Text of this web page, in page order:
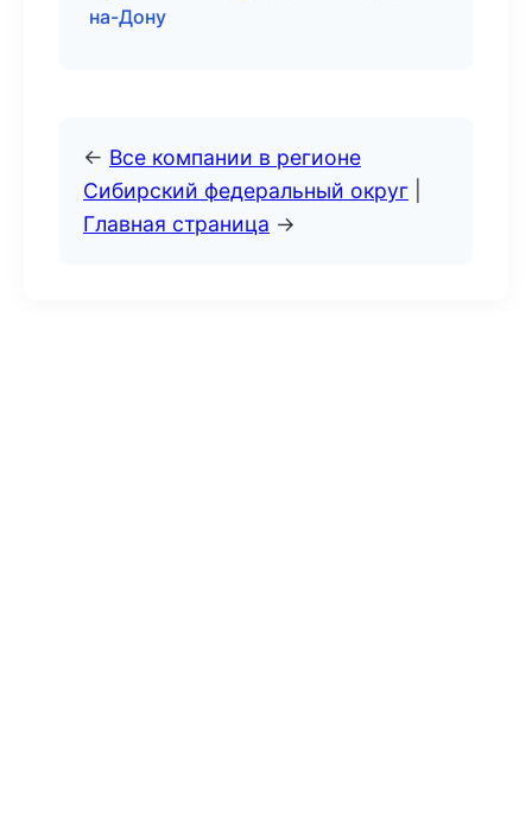
на-Дону
← Все компании в регионе
Сибирский федеральный округ
Главная страница →